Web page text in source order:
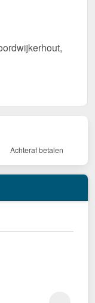
Achteraf betalen